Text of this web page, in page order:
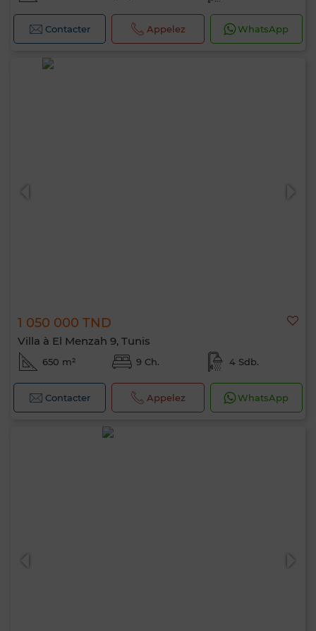
Contacter Appelez WhatsApp
1 050 000 TND
Villa à El Menzah 9, Tunis
650 m² 9 Ch. 4 Sdb.
Contacter Appelez WhatsApp